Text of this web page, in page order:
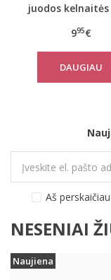
juodos kelnaitės
995€
DAUGIAU
Aš
NESENIAI
Naujiena